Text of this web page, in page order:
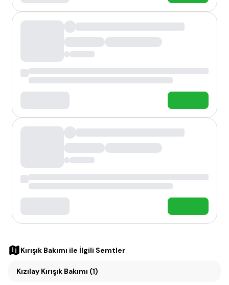
Kırışık Bakımı ile İlgili Semtler
Kızılay Kırışık Bakımı (1)